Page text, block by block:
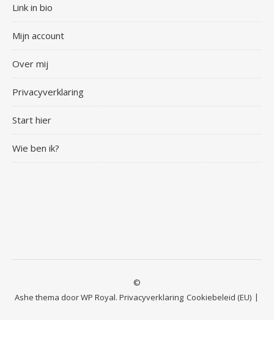
Link in bio
Mijn account
Over mij
Privacyverklaring
Start hier
Wie ben ik?
©
Privacyverklaring Cookiebeleid (EU)
Ashe thema doorWP Royal.